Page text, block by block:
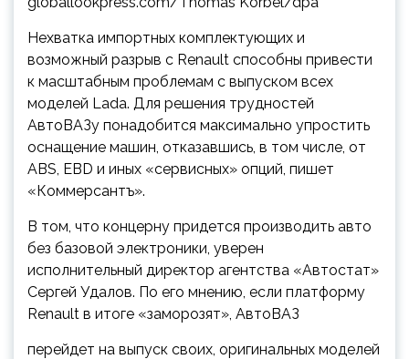
Нехватка импортных комплектующих и
возможный разрыв с Renault способны привести
к масштабным проблемам с выпуском всех
моделей Lada. Для решения трудностей
АвтоВАЗу понадобится максимально упростить
оснащение машин, отказавшись, в том числе, от
ABS, EBD и иных «сервисных» опций, пишет
«Коммерсантъ».
В том, что концерну придется производить авто
без базовой электроники, уверен
исполнительный директор агентства «Автостат»
Сергей Удалов. По его мнению, если платформу
Renault в итоге «заморозят», АвтоВАЗ
перейдет на выпуск своих, оригинальных моделей